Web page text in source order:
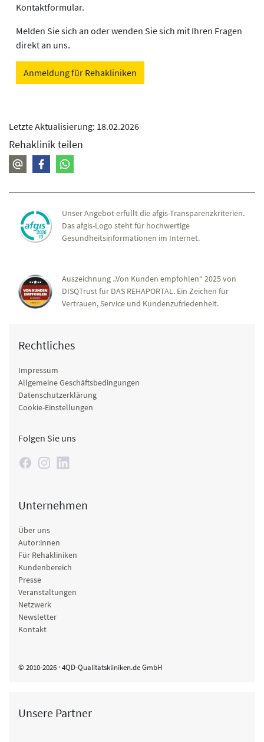
Kontaktformular.
Melden Sie sich an oder wenden Sie sich mit Ihren Fragen
direkt an uns.
Anmeldung für Rehakliniken
Letzte Aktualisierung: 18.02.2026
Rehaklinik teilen
Unser Angebot erfüllt die afgis-Transparenzkriterien.
Das afgis-Logo steht für hochwertige
Gesundheitsinformationen im Internet.
Auszeichnung „Von Kunden empfohlen“ 2025 von
DISQTrust für DAS REHAPORTAL. Ein Zeichen für
Vertrauen, Service und Kundenzufriedenheit.
Rechtliches
Impressum
Allgemeine Geschäftsbedingungen
Datenschutzerklärung
Cookie-Einstellungen
Folgen Sie uns
Unternehmen
Über uns
Autor:innen
Für Rehakliniken
Kundenbereich
Presse
Veranstaltungen
Netzwerk
Newsletter
Kontakt
© 2010-2026 · 4QD-Qualitätskliniken.de GmbH
Unsere Partner